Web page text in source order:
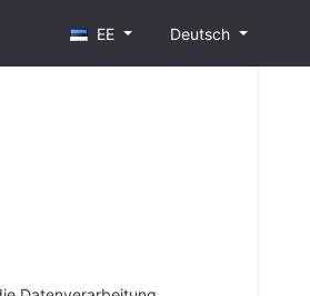
EE Deutsch